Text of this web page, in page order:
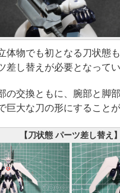
物でも初となる刀状態
差し替えが必要となってい
の交換ともに、腕部と脚
巨大な刀の形にすることが
【刀状態 パーツ差し替え】